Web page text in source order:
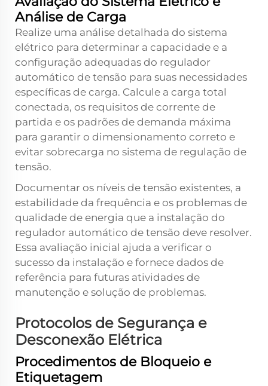
Análise de Carga
Realize uma análise detalhada do sistema
elétrico para determinar a capacidade e a
configuração adequadas do regulador
automático de tensão para suas necessidades
específicas de carga. Calcule a carga total
conectada, os requisitos de corrente de
partida e os padrões de demanda máxima
para garantir o dimensionamento correto e
evitar sobrecarga no sistema de regulação de
tensão.
Documentar os níveis de tensão existentes, a
estabilidade da frequência e os problemas de
qualidade de energia que a instalação do
regulador automático de tensão deve resolver.
Essa avaliação inicial ajuda a verificar o
sucesso da instalação e fornece dados de
referência para futuras atividades de
manutenção e solução de problemas.
Protocolos de Segurança e
Desconexão Elétrica
Procedimentos de Bloqueio e
Etiquetagem